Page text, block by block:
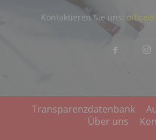
Kontaktieren Sie uns:
Transparenzdatenbank
Über uns